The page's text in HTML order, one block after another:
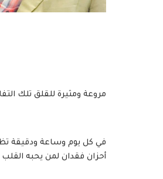
مروعة ومثيرة للقلق تلك
في كل يوم وساعة ودقيقة
أحزان فقدان لمن يحبه